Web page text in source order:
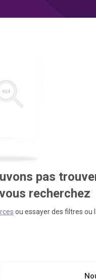
pas
recherchez
ou essayer des filtres ou